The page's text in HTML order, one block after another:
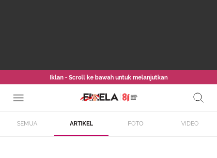
Iklan - Scroll ke bawah untuk melanjutkan
SEMUA ARTIKEL FOTO VIDEO